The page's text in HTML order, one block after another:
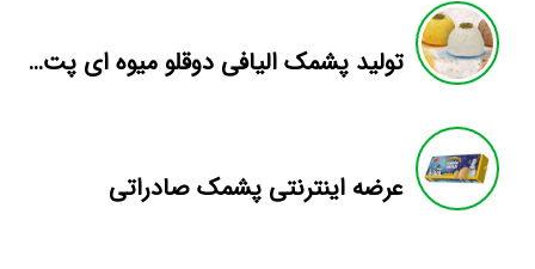
تولید پشمک الیافی دوقلو میوه ای پت ۲۰۰ گرمی
عرضه اینترنتی پشمک صادراتی